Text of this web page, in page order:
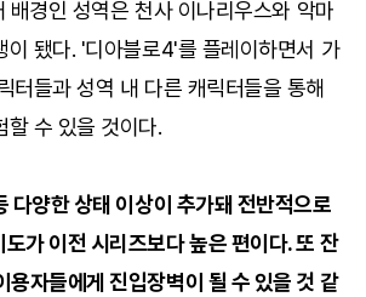
배경인 성역은 천사 이나리우스와 악마
이 됐다. '디아블로4'를 플레이하면서 가
터들과 성역 내 다른 캐릭터들을 통해
할 수 있을 것이다.
다양한 상태 이상이 추가돼 전반적으로
가 이전 시리즈보다 높은 편이다. 또 잔
용자들에게 진입장벽이 될 수 있을 것 같